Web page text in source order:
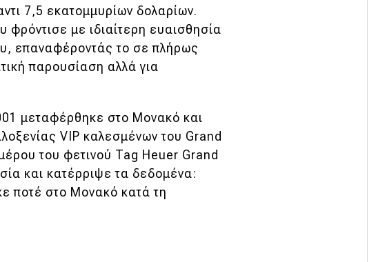
7,5 εκατομμυρίων δολαρίων.
φρόντισε με ιδιαίτερη ευαισθησία
επαναφέροντάς το σε πλήρως
παρουσίαση αλλά για
μεταφέρθηκε στο Μονακό και
VIP καλεσμένων του Grand
του φετινού Tag Heuer Grand
και κατέρριψε τα δεδομένα:
ποτέ στο Μονακό κατά τη